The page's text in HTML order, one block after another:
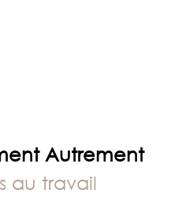
Autrement
au travail